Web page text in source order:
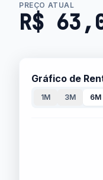
PREÇO ATUAL
R$
Gráfico de
1M 3M 6M